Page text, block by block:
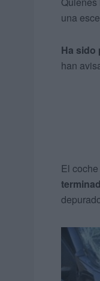
una
Ha sido
han
El